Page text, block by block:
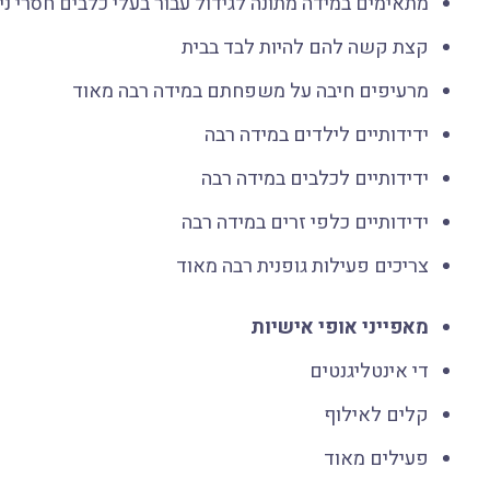
קצת קשה להם להיות לבד בבית
מרעיפים חיבה על משפחתם במידה רבה מאוד
ידידותיים לילדים במידה רבה
ידידותיים לכלבים במידה רבה
ידידותיים כלפי זרים במידה רבה
צריכים פעילות גופנית רבה מאוד
מאפייני אופי אישיות
די אינטליגנטים
קלים לאילוף
פעילים מאוד